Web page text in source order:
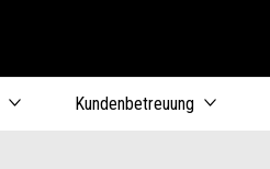
Kundenbetreuung